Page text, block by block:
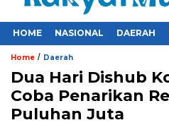
HOME NASIONAL DAERAH
Home / Daerah
Dua Hari Dishub
Coba Penarikan
Puluhan Juta